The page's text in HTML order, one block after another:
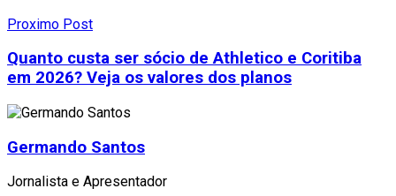
Proximo Post
Quanto custa ser sócio de Athletico e Coritiba
em 2026? Veja os valores dos planos
Germando Santos
Jornalista e Apresentador